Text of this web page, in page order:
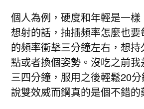
個人為例，硬度和年輕是一
想射的話，抽插頻率怎麼也
的頻率衝擊三分鐘左右，想
點或者換個姿勢。沒吃之前
三四分鐘，服用之後輕鬆20
說雙效威而鋼真的是個不錯的